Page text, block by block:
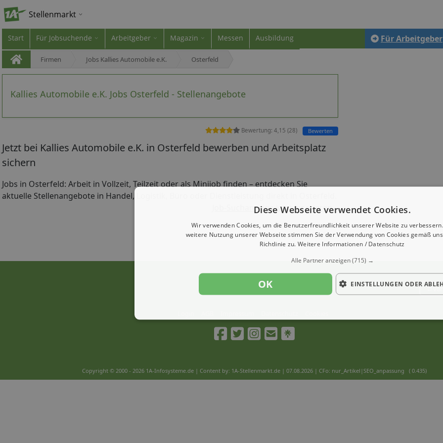
Stellenmarkt
Start Für Jobsuchende Arbeitgeber Magazin Messen Ausbildung Für Arbeitgeber
Firmen Jobs Kallies Automobile e.K. Osterfeld
Kallies Automobile e.K. Jobs Osterfeld - Stellenangebote
Bewertung: 4,15 (28) Bewerten
Jetzt bei Kallies Automobile e.K. in Osterfeld bewerben und Arbeitsplatz
sichern
Jobs in Osterfeld: Arbeit in Vollzeit, Teilzeit oder als Minijob finden – entdecken Sie
aktuelle Stellenangebote in Handel, Logistik, Büro oder Dienstleistung direkt in Osterfeld.
Job-Suchanzeige jetzt inserieren
Copyright © 2000 - 2026 1A-Infosysteme.de | Content by: 1A-Stellenmarkt.de | 07.08.2026 | CFo: nur_Artikel|SEO_anpassung ( 0.435)
Diese Webseite verwendet Cookies.
Wir verwenden Cookies, um die Benutzerfreundlichkeit unserer Website zu
weitere Nutzung unserer Webseite stimmen Sie der Verwendung von Cookies gemäß
Richtlinie zu. Weitere Informationen / Datenschutz
Alle Partner anzeigen(715) →
OK EINSTELLUNGEN ODER